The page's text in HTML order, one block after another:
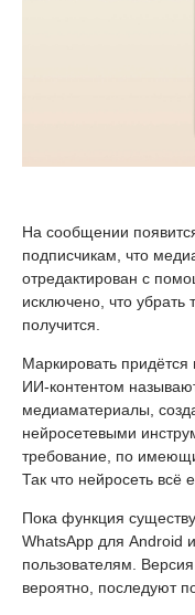
На сообщении
подписчикам, что
отредактирован с
исключено, что
получится.
Маркировать
ИИ-контентом
медиаматериалы,
нейросетевыми
требование, по
Так что нейросеть всё
Пока функция
WhatsApp для Android
пользователям.
вероятно, последуют